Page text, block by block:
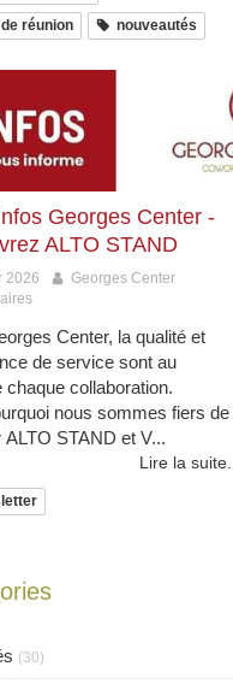
réunion nouveautés
Georges Center -
ALTO STAND
2026
Georges Center
Center, la qualité et
de service sont au
collaboration.
nous sommes fiers de
STAND et V...
Lire la suite...
(30)